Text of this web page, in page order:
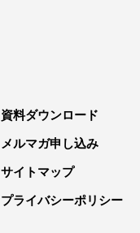
資料ダウンロード
メルマガ申し込み
サイトマップ
プライバシーポリシー